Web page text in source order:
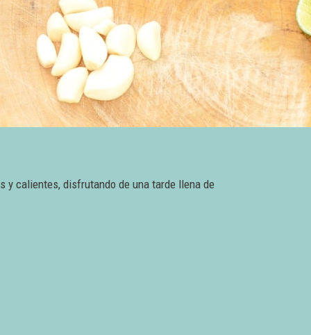
y calientes, disfrutando de una tarde llena de